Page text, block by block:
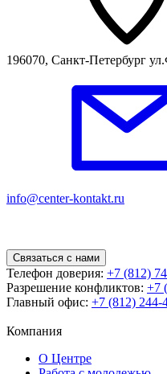
196070, Санкт-Петербург
info@center-kontakt.ru
Связаться с нами
Телефон доверия: +7 (812)
Разрешение конфликтов: +7
Главный офис: +7 (812) 244-
Компания
О Центре